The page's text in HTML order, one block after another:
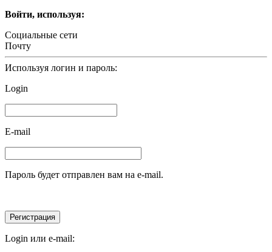
Войти, используя:
Социальные сети
Почту
Используя логин и пароль:
Login
E-mail
Пароль будет отправлен вам на e-mail.
Login или e-mail: